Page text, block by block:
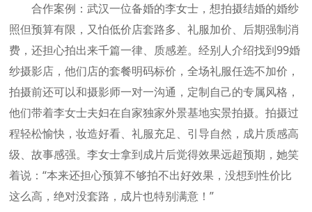
合作案例：武汉一位备婚的李女士，想拍摄结婚的婚纱
照但预算有限，又怕低价店套路多、礼服加价、后期强制消
费，还担心拍出来千篇一律、质感差。经别人介绍找到99婚
纱摄影店，他们店的套餐明码标价，全场礼服任选不加价，
拍摄前还可以和摄影师一对一沟通，定制自己的专属风格，
他们带着李女士夫妇在自家独家外景基地实景拍摄。拍摄过
程轻松愉快，妆造好看、礼服充足、引导自然，成片质感高
级、故事感强。李女士拿到成片后觉得效果远超预期，她笑
着说：“本来还担心预算不够拍不出好效果，没想到性价比
这么高，绝对没套路，成片也特别满意！”